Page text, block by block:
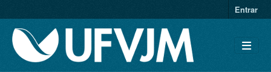
Entrar